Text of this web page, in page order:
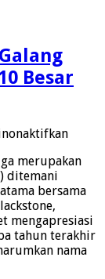
Di
Besar
pada
Galang
Makin
PD
merupakan
ditemani
bersama
mengapresiasi
tahun terakhir
nama